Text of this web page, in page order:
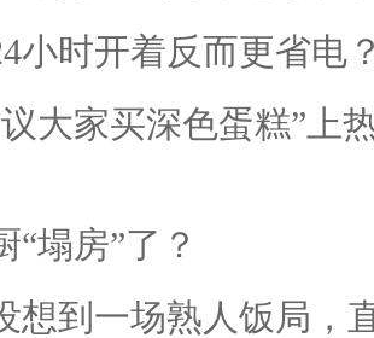
小时开着反而更省电
大家买深色蛋糕”上
“塌房”了？
想到一场熟人饭局，